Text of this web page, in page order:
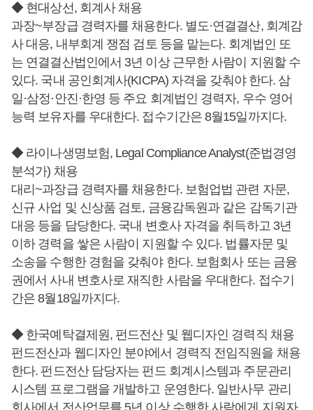
◆ 현대상선, 회계사 채용
과장~부장급 경력자를 채용한다. 별도·연결결산, 회계감
사 대응, 내부회계 쟁점 검토 등을 맡는다. 회계법인 또
는 연결결산법인에서 3년 이상 근무한 사람이 지원할 수
있다. 국내 공인회계사(KICPA) 자격을 갖춰야 한다. 삼
일·삼정·안진·한영 등 주요 회계법인 경력자, 우수 영어
능력 보유자를 우대한다. 접수기간은 8월15일까지다.
◆ 라이나생명보험, Legal Compliance Analyst(준법경영
분석가) 채용
대리~과장급 경력자를 채용한다. 보험업법 관련 자문,
신규 사업 및 신상품 검토, 금융감독원과 같은 감독기관
대응 등을 담당한다. 국내 변호사 자격을 취득하고 3년
이하 경력을 쌓은 사람이 지원할 수 있다. 법률자문 및
소송을 수행한 경험을 갖춰야 한다. 보험회사 또는 금융
권에서 사내 변호사로 재직한 사람을 우대한다. 접수기
간은 8월18일까지다.
◆ 한국예탁결제원, 펀드전산 및 웹디자인 경력직 채용
펀드전산과 웹디자인 분야에서 경력직 전임직원을 채용
한다. 펀드전산 담당자는 펀드 회계시스템과 주문관리
시스템 프로그램을 개발하고 운영한다. 일반사무 관리